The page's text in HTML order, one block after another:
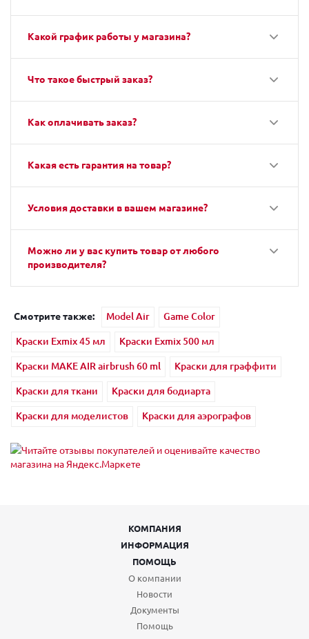
Какой график работы у магазина?
Что такое быстрый заказ?
Как оплачивать заказ?
Какая есть гарантия на товар?
Условия доставки в вашем магазине?
Можно ли у вас купить товар от любого
производителя?
Смотрите также: Model Air
Game Color
Краски Exmix 45 мл
Краски Exmix 500 мл
Краски MAKE AIR airbrush 60 ml
Краски для граффити
Краски для ткани
Краски для бодиарта
Краски для моделистов
Краски для аэрографов
КОМПАНИЯ
ИНФОРМАЦИЯ
ПОМОЩЬ
О компании
Новости
Документы
Помощь